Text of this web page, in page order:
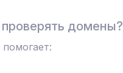
домены?